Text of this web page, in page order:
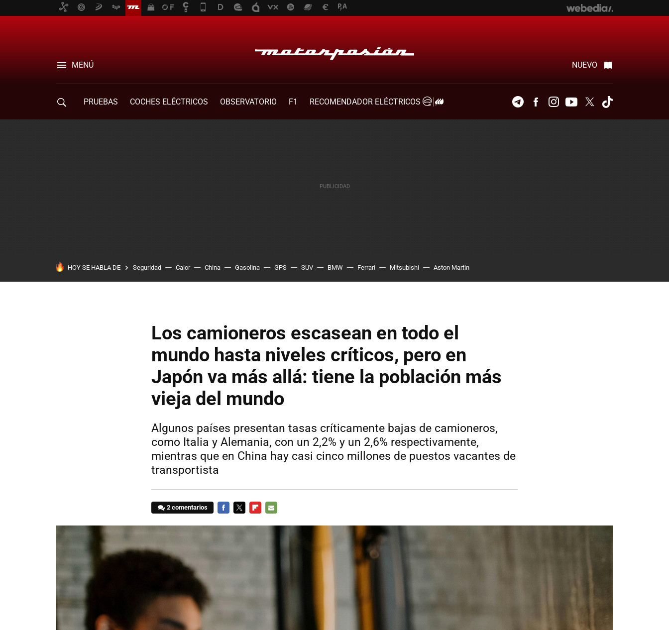
MENÚ NUEVO
PRUEBAS COCHES ELÉCTRICOS OBSERVATORIO F1
RECOMENDADOR ELÉCTRICOS
TelegramFacebookInstagramYoutubeTwitter
HOY SE HABLA DE Seguridad Calor China Gasolina GPS SUV BMW Ferrari Mitsubishi Aston Martin
Los camioneros escasean en todo el
mundo hasta niveles críticos, pero en
Japón va más allá: tiene la población más
vieja del mundo
Algunos países presentan tasas críticamente bajas de camioneros,
como Italia y Alemania, con un 2,2% y un 2,6% respectivamente,
mientras que en China hay casi cinco millones de puestos vacantes de
transportista
2 comentarios